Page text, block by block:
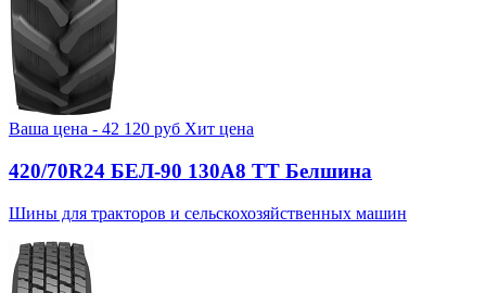
Ваша цена - 42 120 руб Хит цена
420/70R24 БЕЛ-90 130А8 TT Белшина
Шины для тракторов и сельскохозяйственных машин